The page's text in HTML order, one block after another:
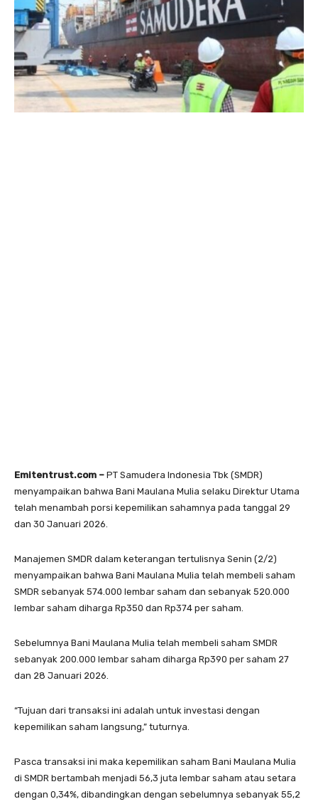
Emitentrust.com – PT Samudera Indonesia Tbk (SMDR)
menyampaikan bahwa Bani Maulana Mulia selaku Direktur Utama
telah menambah porsi kepemilikan sahamnya pada tanggal 29
dan 30 Januari 2026.
Manajemen SMDR dalam keterangan tertulisnya Senin (2/2)
menyampaikan bahwa Bani Maulana Mulia telah membeli saham
SMDR sebanyak 574.000 lembar saham dan sebanyak 520.000
lembar saham diharga Rp350 dan Rp374 per saham.
Sebelumnya Bani Maulana Mulia telah membeli saham SMDR
sebanyak 200.000 lembar saham diharga Rp390 per saham 27
dan 28 Januari 2026.
“Tujuan dari transaksi ini adalah untuk investasi dengan
kepemilikan saham langsung,” tuturnya.
Pasca transaksi ini maka kepemilikan saham Bani Maulana Mulia
di SMDR bertambah menjadi 56,3 juta lembar saham atau setara
dengan 0,34%, dibandingkan dengan sebelumnya sebanyak 55,2